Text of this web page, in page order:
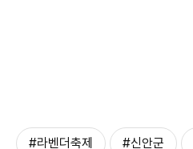
#라벤더축제 #신안군